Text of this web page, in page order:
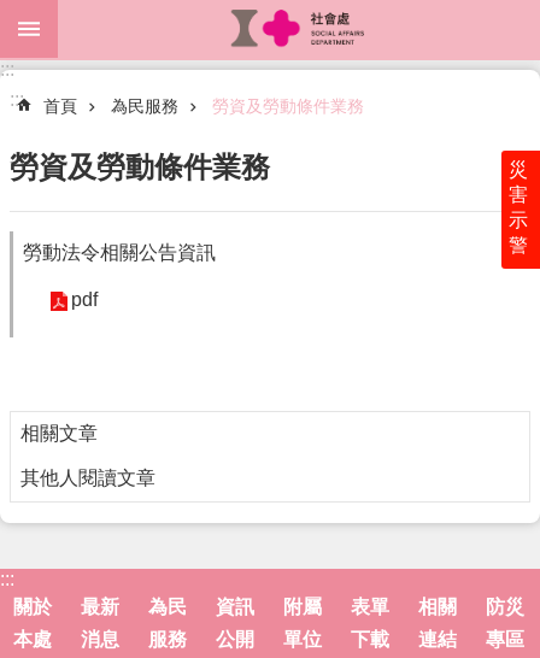
跳到主要內容區塊
進
階
關
消
為
民
務
資
訊
災
害
示
警
:::
:::
首頁 為民服務 勞資及勞動條件業務
勞資及勞動條件業務
勞動法令相關公告資訊
pdf
相關文章
其他人閱讀文章
:::
關於
本處
最新
消息
為民
服務
資訊
公開
附屬
單位
表單
下載
相關
連結
防災
專區